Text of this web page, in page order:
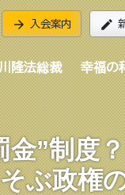
arrow_forward 入会案内 edit
隆法総裁 幸福の
金”制度
ぶ政権